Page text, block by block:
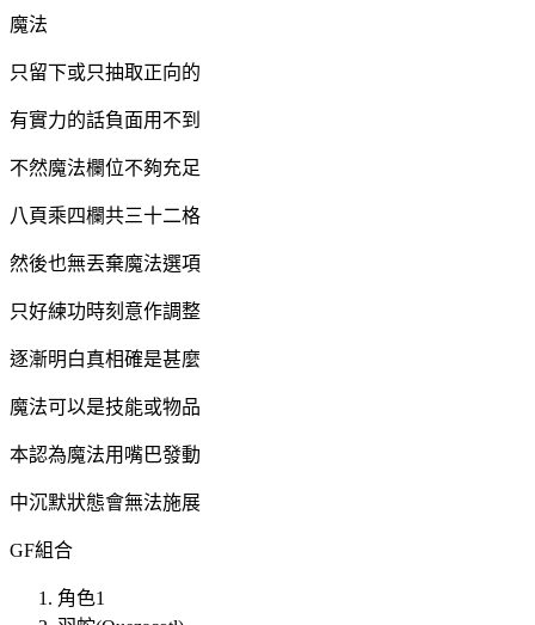
魔法
只留下或只抽取正向的
有實力的話負面用不到
不然魔法欄位不夠充足
八頁乘四欄共三十二格
然後也無丟棄魔法選項
只好練功時刻意作調整
逐漸明白真相確是甚麼
魔法可以是技能或物品
本認為魔法用嘴巴發動
中沉默狀態會無法施展
GF組合
角色1